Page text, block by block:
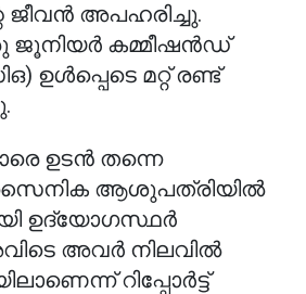
ജീവൻ അപഹരിച്ചു.
ജൂനിയർ കമ്മീഷൻഡ്
ഉൾപ്പെടെ മറ്റ് രണ്ട്
ഉടൻ തന്നെ
സൈനിക ആശുപത്രിയിൽ
ഉദ്യോഗസ്ഥർ
അവർ നിലവിൽ
റിപ്പോർട്ട്